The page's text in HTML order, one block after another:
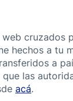
hechos a
a
las
acá.